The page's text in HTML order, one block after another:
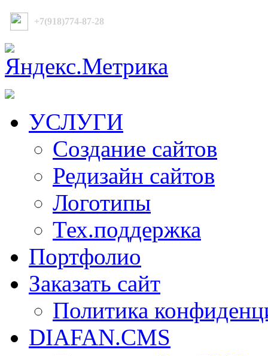
+7(918)774-87-28
УСЛУГИ
Создание сайтов
Редизайн сайтов
Логотипы
Тех.поддержка
Портфолио
Заказать сайт
Политика
DIAFAN.CMS